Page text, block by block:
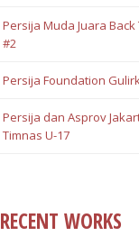
Persija Muda Juara
#2
Persija Foundation
Persija dan Asprov
Timnas U-17
RECENT WORKS